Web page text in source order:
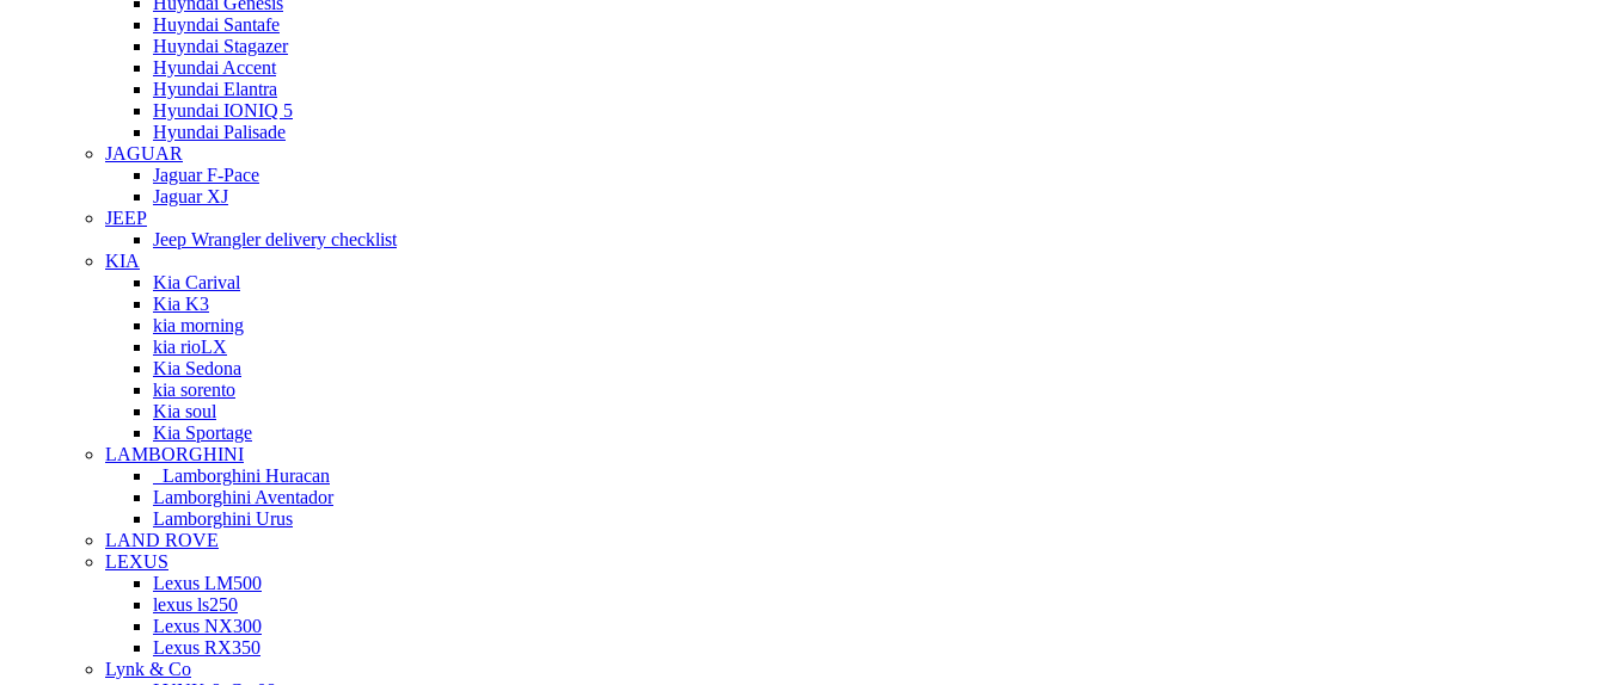
Huyndai Santafe
Huyndai Stagazer
Hyundai Accent
Hyundai Elantra
Hyundai IONIQ 5
Hyundai Palisade
JAGUAR
Jaguar F-Pace
Jaguar XJ
JEEP
Jeep Wrangler delivery checklist
KIA
Kia Carival
Kia K3
kia morning
kia rioLX
Kia Sedona
kia sorento
Kia soul
Kia Sportage
LAMBORGHINI
Lamborghini Huracan
Lamborghini Aventador
Lamborghini Urus
LAND ROVE
LEXUS
Lexus LM500
lexus ls250
Lexus NX300
Lexus RX350
Lynk & Co